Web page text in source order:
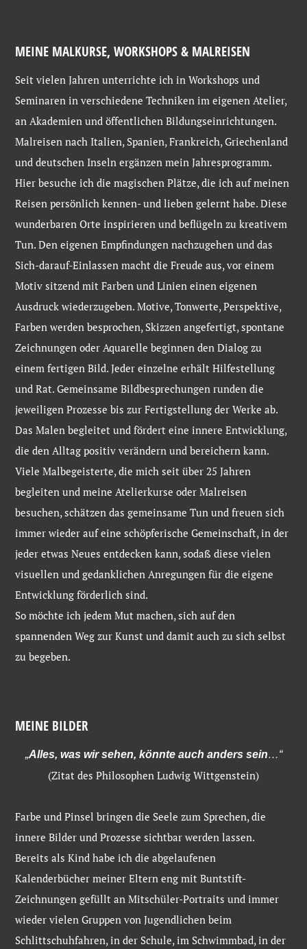
MEINE MALKURSE, WORKSHOPS & MALREISEN
Seit vielen Jahren unterrichte ich in Workshops und
Seminaren in verschiedene Techniken im eigenen Atelier,
an Akademien und öffentlichen Bildungseinrichtungen.
Malreisen nach Italien, Spanien, Frankreich, Griechenland
und deutschen Inseln ergänzen mein Jahresprogramm.
Hier besuche ich die magischen Plätze, die ich auf meinen
Reisen persönlich kennen- und lieben gelernt habe. Diese
wunderbaren Orte inspirieren und beflügeln zu kreativem
Tun. Den eigenen Empfindungen nachzugehen und das
Sich-darauf-Einlassen macht die Freude aus, vor einem
Motiv sitzend mit Farben und Linien einen eigenen
Ausdruck wiederzugeben. Motive, Tonwerte, Perspektive,
Farben werden besprochen, Skizzen angefertigt, spontane
Zeichnungen oder Aquarelle beginnen den Dialog zu
einem fertigen Bild. Jeder einzelne erhält Hilfestellung
und Rat. Gemeinsame Bildbesprechungen runden die
jeweiligen Prozesse bis zur Fertigstellung der Werke ab.
Das Malen begleitet und fördert eine innere Entwicklung,
die den Alltag positiv verändern und bereichern kann.
Viele Malbegeisterte, die mich seit über 25 Jahren
begleiten und meine Atelierkurse oder Malreisen
besuchen, schätzen das gemeinsame Tun und freuen sich
immer wieder auf eine schöpferische Gemeinschaft, in der
jeder etwas Neues entdecken kann, sodaß diese vielen
visuellen und gedanklichen Anregungen für die eigene
Entwicklung förderlich sind.
So möchte ich jedem Mut machen, sich auf den
spannenden Weg zur Kunst und damit auch zu sich selbst
zu begeben.
MEINE BILDER
„Alles, was wir sehen, könnte auch anders sein…“
(Zitat des Philosophen Ludwig Wittgenstein)
Farbe und Pinsel bringen die Seele zum Sprechen, die
innere Bilder und Prozesse sichtbar werden lassen.
Bereits als Kind habe ich die abgelaufenen
Kalenderbücher meiner Eltern eng mit Buntstift-
Zeichnungen gefüllt an Mitschüler-Portraits und immer
wieder vielen Gruppen von Jugendlichen beim
Schlittschuhfahren, in der Schule, im Schwimmbad, in der